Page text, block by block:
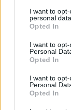
not limited to
grant or deny
use your data for
consent section.
I want to
personal data.
Opted In
I want to
Personal
Opted In
I want to
Personal
Opted In
aeroporti di Budapest
l’autorizzazione di
un costo e a volte può
Per
sito:
Debrecen
cambia